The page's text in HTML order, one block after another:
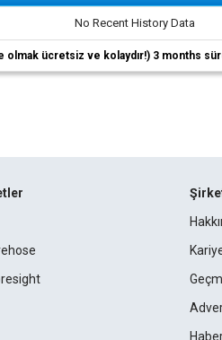
No Recent History Data
üye olmak ücretsiz ve kolaydır!) 3 months